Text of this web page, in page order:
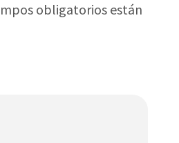
obligatorios están